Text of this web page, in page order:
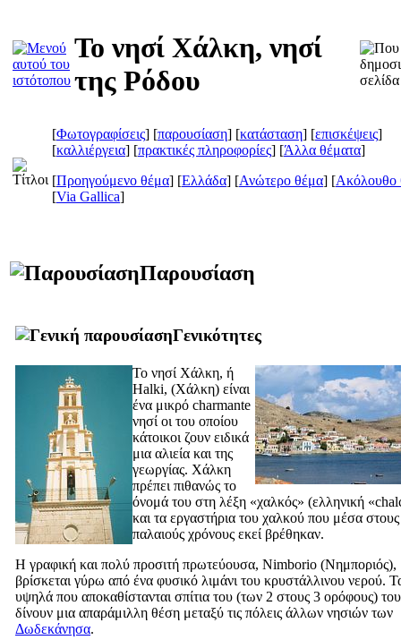
Το νησί Χάλκη, νησί
της Ρόδου
[Φωτογραφίσεις] [παρουσίαση] [κατάσταση] [επισκέψεις]
[καλλιέργεια] [πρακτικές πληροφορίες] [Άλλα θέματα]
[Προηγούμενο θέμα] [Ελλάδα] [Ανώτερο θέμα] [Ακόλουθο
[Via Gallica]
Παρουσίαση
Γενικότητες
Το νησί Χάλκη, ή
Halki, (Χάλκη) είναι
ένα μικρό charmante
νησί οι του οποίου
κάτοικοι ζουν ειδικά
μια αλιεία και της
γεωργίας. Χάλκη
πρέπει πιθανώς το
όνομά του στη λέξη «χαλκός» (ελληνική «
και τα εργαστήρια του χαλκού που μέσα στους
παλαιούς χρόνους εκεί βρέθηκαν.
Η γραφική και πολύ προσιτή πρωτεύουσα, Nimborio (Νημποριός),
βρίσκεται γύρω από ένα φυσικό λιμάνι του κρυστάλλινου νερού.
υψηλά που αποκαθίστανται σπίτια του (των 2 στους 3 ορόφους) του
δίνουν μια απαράμιλλη θέση μεταξύ τις πόλεις άλλων νησιών των
Δωδεκάνησα.